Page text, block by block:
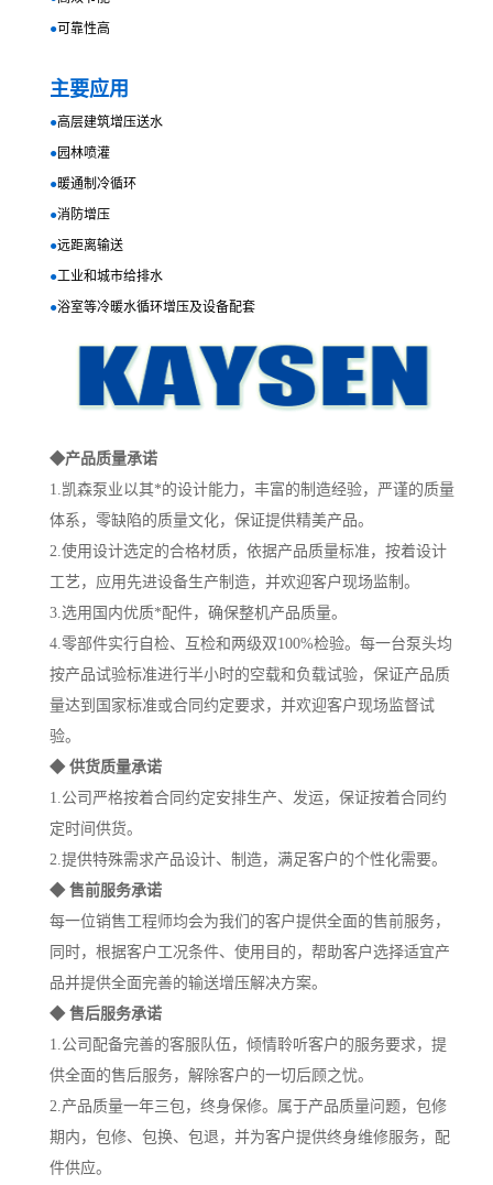
●可靠性高
主要应用
●高层建筑增压送水
●园林喷灌
●暖通制冷循环
●消防增压
●远距离输送
●工业和城市给排水
●浴室等冷暖水循环增压及设备配套
◆产品质量承诺
1.凯森泵业以其*的设计能力，丰富的制造经验，严谨的质量
体系，零缺陷的质量文化，保证提供精美产品。
2.使用设计选定的合格材质，依据产品质量标准，按着设计
工艺，应用先进设备生产制造，并欢迎客户现场监制。
3.选用国内优质*配件，确保整机产品质量。
4.零部件实行自检、互检和两级双100%检验。每一台泵头均
按产品试验标准进行半小时的空载和负载试验，保证产品质
量达到国家标准或合同约定要求，并欢迎客户现场监督试
验。
◆ 供货质量承诺
1.公司严格按着合同约定安排生产、发运，保证按着合同约
定时间供货。
2.提供特殊需求产品设计、制造，满足客户的个性化需要。
◆ 售前服务承诺
每一位销售工程师均会为我们的客户提供全面的售前服务，
同时，根据客户工况条件、使用目的，帮助客户选择适宜产
品并提供全面完善的输送增压解决方案。
◆ 售后服务承诺
1.公司配备完善的客服队伍，倾情聆听客户的服务要求，提
供全面的售后服务，解除客户的一切后顾之忧。
2.产品质量一年三包，终身保修。属于产品质量问题，包修
期内，包修、包换、包退，并为客户提供终身维修服务，配
件供应。